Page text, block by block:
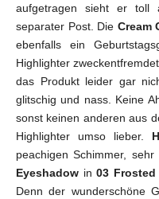
aufgetragen sieht er toll
separater Post. Die Cream
ebenfalls ein
Highlighter
das Produkt leider gar
glitschig und nass. Keine
sonst keinen anderen aus
Highlighter umso lieber.
peachigen Schimmer, sehr
Eyeshadow in03 Frosted
Denn der wunderschöne